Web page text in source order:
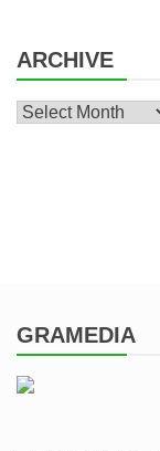
ARCHIVE
Archive
GRAMEDIA